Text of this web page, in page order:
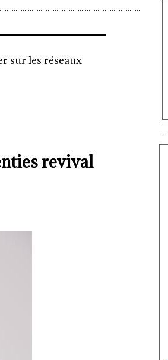
sur les réseaux
revival